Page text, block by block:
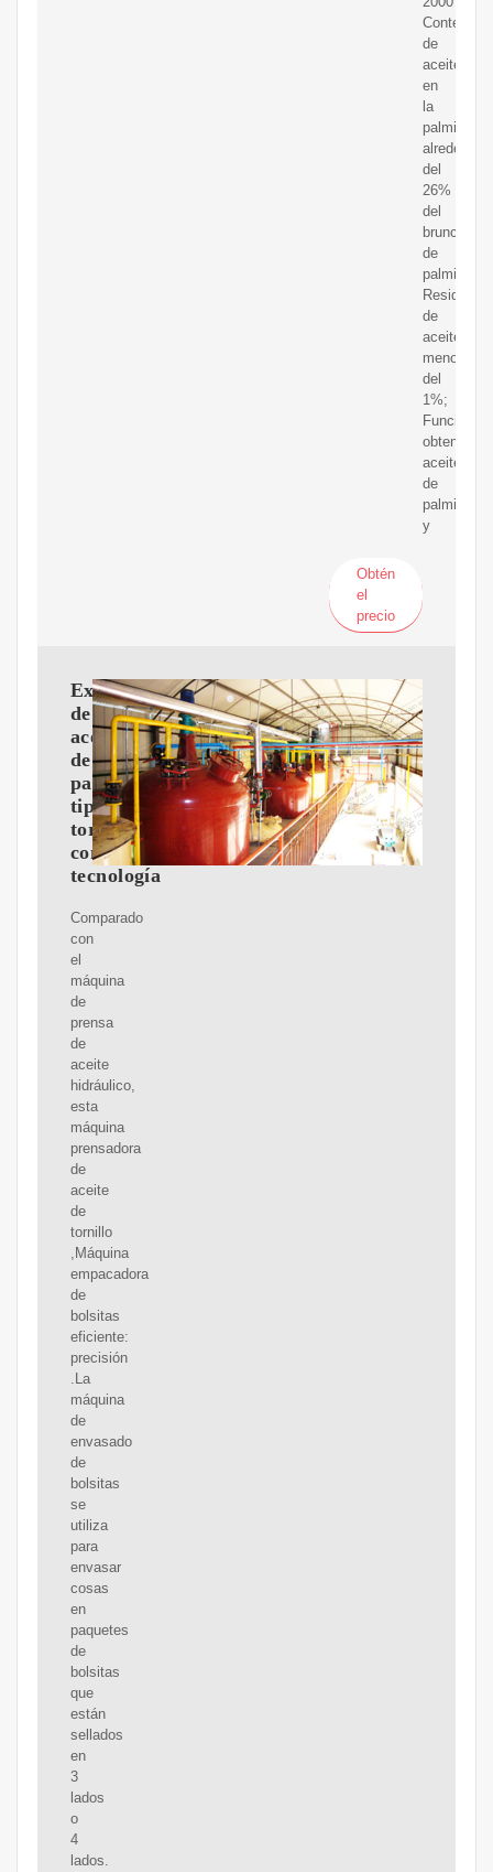
Contenido
de
aceite
en
la
palmiste:
alrededor
del
26%
del
brunch
de
palmiste;
Residuos
de
aceite:
menos
del
1%;
Función:
obtener
aceite
de
palmiste
y
Obtén
el
precio
Expulsor
de
aceite
de
palmiste
tipo
tornillo
con
tecnología
Comparado
con
el
máquina
de
prensa
de
aceite
hidráulico,
esta
máquina
prensadora
de
aceite
de
tornillo
,Máquina
empacadora
de
bolsitas
eficiente:
precisión
.La
máquina
de
envasado
de
bolsitas
se
utiliza
para
envasar
cosas
en
paquetes
de
bolsitas
que
están
sellados
en
3
lados
o
4
lados.